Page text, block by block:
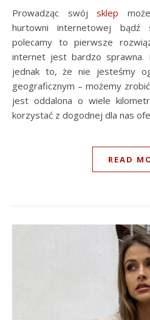
Prowadząc swój sklep
hurtowni internetowej bądź
polecamy to pierwsze
internet jest bardzo sprawna.
jednak to, że nie jesteśmy
geograficznym – możemy zrobić
jest oddalona o wiele
korzystać z dogodnej dla nas
READ